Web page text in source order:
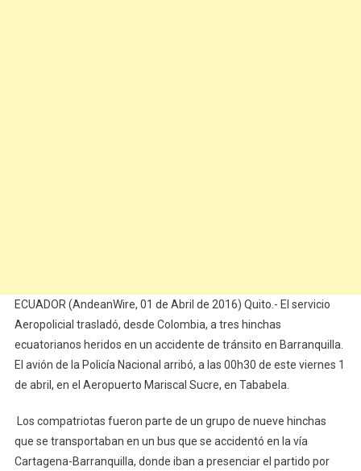
ECUADOR (AndeanWire, 01 de Abril de 2016) Quito.- El servicio
Aeropolicial trasladó, desde Colombia, a tres hinchas
ecuatorianos heridos en un accidente de tránsito en Barranquilla.
El avión de la Policía Nacional arribó, a las 00h30 de este viernes 1
de abril, en el Aeropuerto Mariscal Sucre, en Tababela.
Los compatriotas fueron parte de un grupo de nueve hinchas
que se transportaban en un bus que se accidentó en la vía
Cartagena-Barranquilla, donde iban a presenciar el partido por